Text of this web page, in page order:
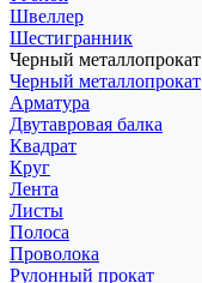
Швеллер
Шестигранник
Черный металлопрокат
Черный металлопрокат
Арматура
Двутавровая балка
Квадрат
Круг
Лента
Листы
Полоса
Проволока
Рулонный прокат